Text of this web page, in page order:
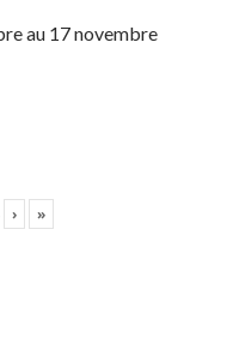
au 17 novembre
› »